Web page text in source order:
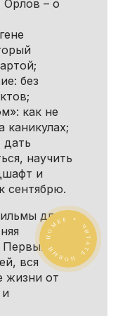
ЧИТАТЬ НОВЫЙ НОМЕР *
Орлов – о
без
как не
каникулах;
дать
научить
и
сентябрю.
для
Первых,
вся
жизни от